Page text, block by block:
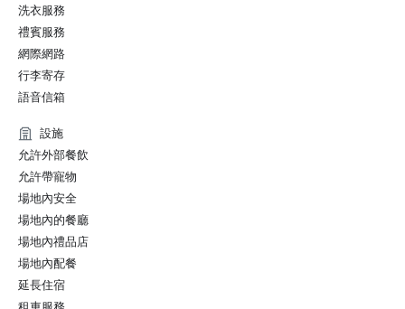
2022 Historic Hotels of America Best Historic Hotel (over
400 Guestrooms) Nominee Finalist
2022 Historic Hotels of America Best City Center Historic
Hotel Nominee Finalist
2021 SF Weekly Reader Poll Winner Best Hotel
洗衣服務
禮賓服務
網際網路
行李寄存
語音信箱
設施
允許外部餐飲
允許帶寵物
場地內安全
場地內的餐廳
場地內禮品店
場地內配餐
延長住宿